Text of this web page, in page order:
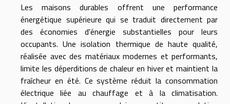
Les maisons durables offrent une performance
énergétique supérieure qui se traduit directement par
des économies d'énergie substantielles pour leurs
occupants. Une isolation thermique de haute qualité,
réalisée avec des matériaux modernes et performants,
limite les déperditions de chaleur en hiver et maintient la
fraîcheur en été. Ce système réduit la consommation
électrique liée au chauffage et à la climatisation.